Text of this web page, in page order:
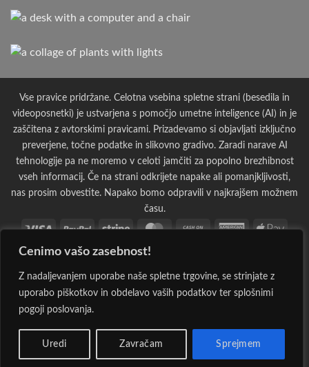
Cenimo vašo zasebnost!
Z nadaljevanjem uporabe naše spletne trgovine, se strinjate z
uporabo piškotkov in obdelavo vaših podatkov ter splošnimi
pogoji poslovanja.
Uredi Zavračam Sprejmem
Vse pravice pridržane. Celotna vsebina spletne strani (besedila in
videoposnetki) je ustvarjena s pomočjo umetne inteligence (AI) in je
zaščitena z avtorskimi pravicami. Prizadevamo si objavljati izključno
preverjene, točne podatke in slikovno gradivo. Zaradi narave AI
tehnologije pa ne moremo v celoti jamčiti za popolno brezhibnost
vseh informacij. Če na strani odkrijete napake ali pomanjkljivosti,
nas prosim obvestite. Napako bomo odpravili v najkrajšem možnem
času.
Visa
PayPal Stripe MasterCardCash
AmericanApple
Bank
Cash
Pickup
Credit
Maestro MasterCard
2
PayPal
2
Visa
Electron
Western
Union
Discover
JCB Klarna Rechung Sepa
Visa
LEDsvet.si 2026 ©
Spletna Trgovina, Na žago 32, 8351 Straža,